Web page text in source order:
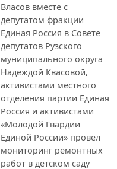
Власов вместе с
депутатом фракции
Единая Россия в Совете
депутатов Рузского
муниципального округа
Надеждой Квасовой,
активистами местного
отделения партии Единая
Россия и активистами
«Молодой Гвардии
Единой России» провел
мониторинг ремонтных
работ в детском саду